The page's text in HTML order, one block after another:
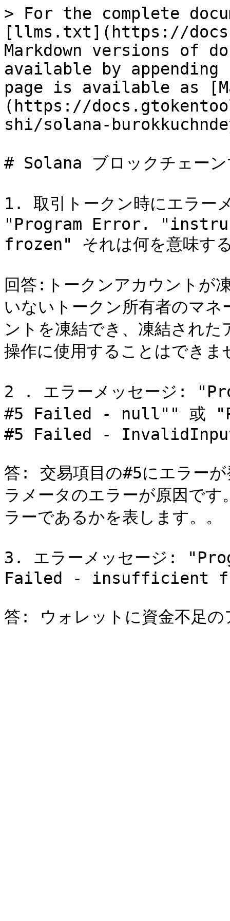
> For the complete
[llms.txt](https://
Markdown versions of
available by
page is available as
(https://
shi/solana-
# Solana ブロックチェーン
1. 取引トークン時にエラー
"Program Error.
frozen" それは何を意味す
回答:トークンアカウントが
いないトークン所有者のマ
ントを凍結でき、凍結され
操作に使用することはできま
2 . エラーメッセージ:
#5 Failed - null"" 或
#5 Failed -
答: 交易項目の#5にエラーが
ラメータのエラーが原因で
ラーであるかを表します。。
3. エラーメッセージ:
Failed - insufficient